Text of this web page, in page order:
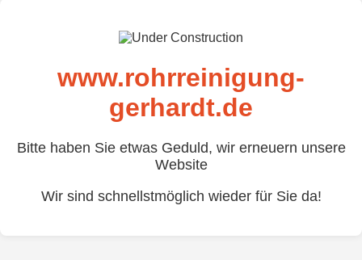
www.rohrreinigung-
gerhardt.de
Bitte haben Sie etwas Geduld, wir erneuern unsere
Website
Wir sind schnellstmöglich wieder für Sie da!